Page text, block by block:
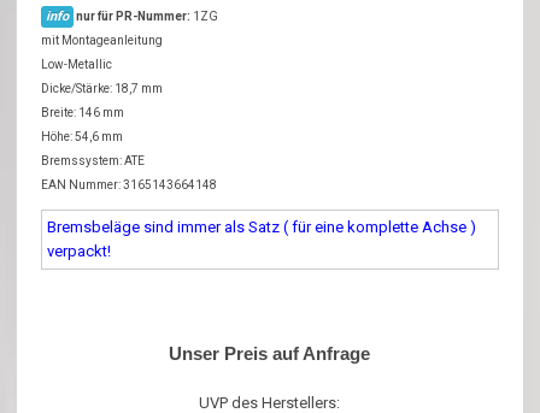
info nur für PR-Nummer: 1ZG
mit Montageanleitung
Low-Metallic
Dicke/Stärke: 18,7 mm
Breite: 146 mm
Höhe: 54,6 mm
Bremssystem: ATE
EAN Nummer: 3165143664148
Bremsbeläge sind immer als Satz ( für eine komplette Achse )
verpackt!
Unser Preis auf Anfrage
UVP des Herstellers: